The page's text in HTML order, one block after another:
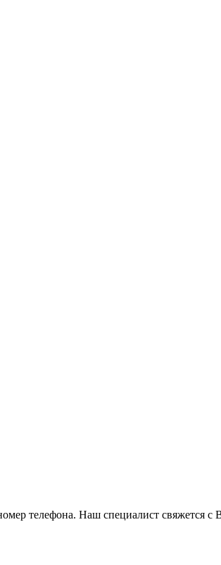
телефона. Наш специалист свяжется